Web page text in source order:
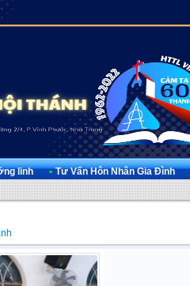
linh • Tư Vấn Hôn Nhân Gia Đình